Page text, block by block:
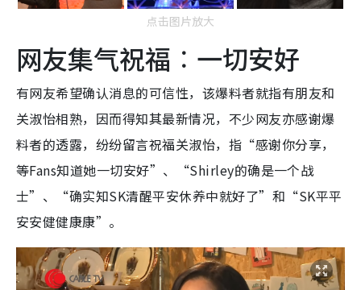
点击图片放大
网友集气祝福︰一切安好
有网友希望确认消息的可信性，该爆料者就指有朋友和
关淑怡相熟，因而得知其最新情况，不少网友亦感谢爆
料者的透露，纷纷留言祝福关淑怡，指“感谢你分享，
等Fans知道她一切安好”、“Shirley的确是一个战
士”、“确实知SK清醒平安休养中就好了”和“SK平平
安安健健康康”。